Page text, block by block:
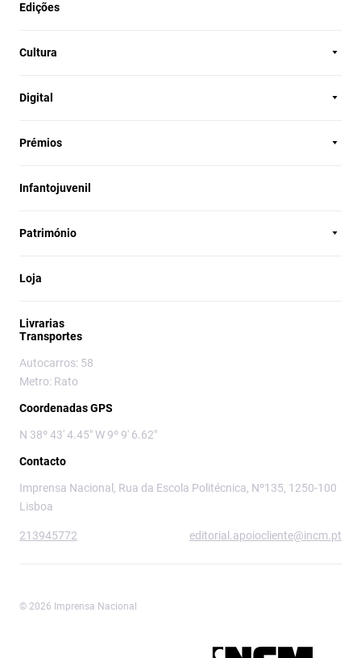
Edições
Cultura
Digital
Prémios
Infantojuvenil
Património
Loja
Livrarias
Transportes
Autocarros: 58
Metro: Rato
Coordenadas GPS
N 38º 43' 4.45" W 9º 9' 6.62"
Contacto
Imprensa Nacional, Rua da Escola Politécnica, Nº135, 1250-100
Lisboa
213945772 editorial.apoiocliente@incm.pt
© 2026 Imprensa Nacional